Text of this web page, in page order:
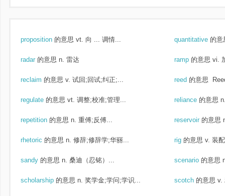
proposition 的意思 vt. 向 ... 调情... quantitative 的意
radar 的意思 n. 雷达 ramp 的意思 vi.
reclaim 的意思 v. 试回;回试;纠正;... reed 的意思
regulate 的意思 vt. 调整;校准;管理... reliance 的意思
repetition 的意思 n. 重傅;反傅... reservoir 的意思
rhetoric 的意思 n. 修辞;修辞学;华丽... rig 的意思 v. 装
sandy 的意思 n. 桑迪（忍铭）... scenario 的意思
scholarship 的意思 n. 奖学金;学问;学识... scotch 的意思 v.